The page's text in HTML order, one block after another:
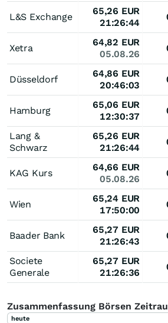
L&S Exchange
65,26 EUR
21:26:44
Xetra
64,82 EUR
05.08.26
Düsseldorf
64,86 EUR
20:46:03
Hamburg
65,06 EUR
12:30:37
Lang &
Schwarz
65,26 EUR
21:26:44
KAG Kurs
64,66 EUR
05.08.26
Wien
65,24 EUR
17:50:00
Baader Bank
65,27 EUR
21:26:43
Societe
Generale
65,27 EUR
21:26:36
Zusammenfassung Börsen
heute